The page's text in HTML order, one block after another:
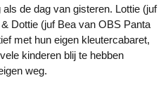
de dag van gisteren. Lottie (juf
Dottie (juf Bea van OBS Panta
met hun eigen kleutercabaret,
kinderen blij te hebben
weg.